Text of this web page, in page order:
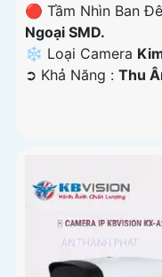
🔴 Tầm Nhìn Ban
Ngoại SMD.
❄ Loại Camera
️➲ Khả Năng : Thu